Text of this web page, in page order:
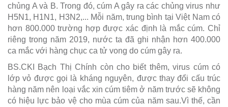
chủng A và B. Trong đó, cúm A gây ra các chủng virus như
H5N1, H1N1, H3N2,... Mỗi năm, trung bình tại Việt Nam có
hơn 800.000 trường hợp được xác định là mắc cúm. Chỉ
riêng trong năm 2019, nước ta đã ghi nhận hơn 400.000
ca mắc với hàng chục ca tử vong do cúm gây ra.
BS.CKI Bạch Thị Chính còn cho biết thêm, virus cúm có
lớp vỏ được gọi là kháng nguyên, được thay đổi cấu trúc
hàng năm nên loại vắc xin cúm tiêm ở năm trước sẽ không
có hiệu lực bảo vệ cho mùa cúm của năm sau.Vì thế, cần